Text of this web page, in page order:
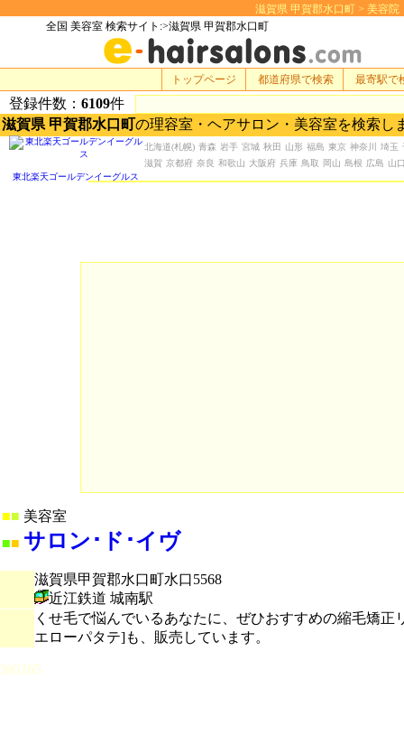
滋賀県 甲賀郡水口町 > 美容院
全国 美容室 検索サイト:>滋賀県 甲賀郡水口町
登録件数： 6109件
滋賀県 甲賀郡水口町の理容室・ヘアサロン・美容室を検索し
■ 美容室
■■ サロン･ド･イヴ
滋賀県甲賀郡水口町水口5568
近江鉄道 城南駅
くせ毛で悩んでいるあなたに、ぜひおすすめの縮毛矯
エローパタテ]も、販売しています。
北海道(札幌) 青森 岩手 宮城 秋田 山形 福島 東京 神奈川 埼玉
滋賀 京都府 奈良 和歌山 大阪府 兵庫 鳥取 岡山 島根 広島 山
トップページ 都道府県で検索 最寄駅で
東北楽天ゴールデンイーグルス